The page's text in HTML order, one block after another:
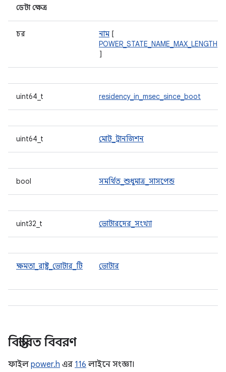
ডেটা ক্ষেত্র
চর নাম [
POWER_STATE_NAME_MAX_LENGTH
]
uint64_t residency_in_msec_since_boot
uint64_t মোট_ট্রানজিশন
bool সমর্থিত_শুধুমাত্র_সাসপেন্ড
uint32_t ভোটারদের_সংখ্যা
ক্ষমতা_রাষ্ট্র_ভোটার_টি ভোটার
বিস্তারিত বিবরণ
ফাইল power.h এর 116 লাইনে সংজ্ঞা।